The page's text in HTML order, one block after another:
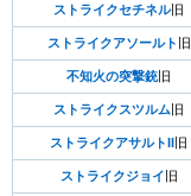
ストライクセチネル旧
ストライクアソールト 旧
不知火の突撃銃 旧
ストライクスツルム 旧
ストライクアサルトII 旧
ストライクジョイ 旧